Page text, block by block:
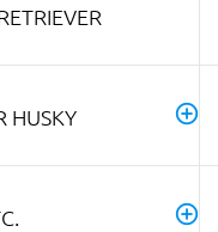
HUSKY